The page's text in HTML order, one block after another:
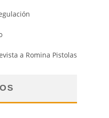
a Romina Pistolas